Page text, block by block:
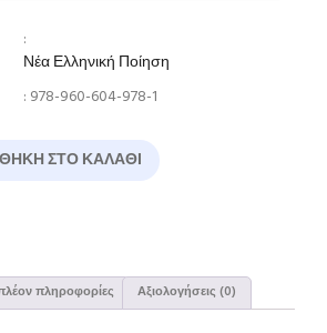
:
Νέα Ελληνική Ποίηση
: 978-960-604-978-1
ΣΤΟ ΚΑΛΆΘΙ
πληροφορίες Αξιολογήσεις (0)